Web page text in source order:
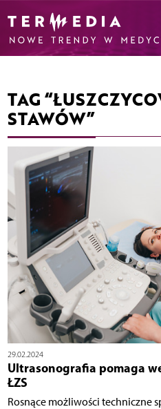
TAG
STAWÓW”
29.02.2024
Ultrasonografia pomaga
ŁZS
Rosnące możliwości techniczne